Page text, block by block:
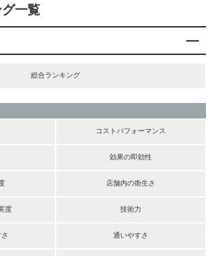
一覧
総合ランキング
コストパフォーマンス
効果の即効性
店舗内の衛生さ
度 技術力
通いやすさ